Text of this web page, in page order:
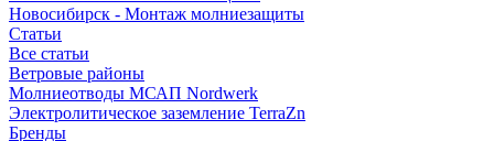
Новосибирск - Монтаж молниезащиты
Статьи
Все статьи
Ветровые районы
Молниеотводы МСАП Nordwerk
Электролитическое заземление TerraZn
Бренды